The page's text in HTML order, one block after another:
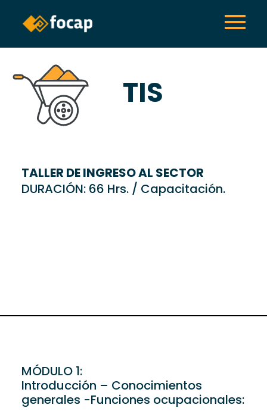
TIS
TALLER DE INGRESO AL SECTOR
DURACIÓN: 66 Hrs. / Capacitación.
MÓDULO 1:
Introducción – Conocimientos
generales -Funciones ocupacionales: